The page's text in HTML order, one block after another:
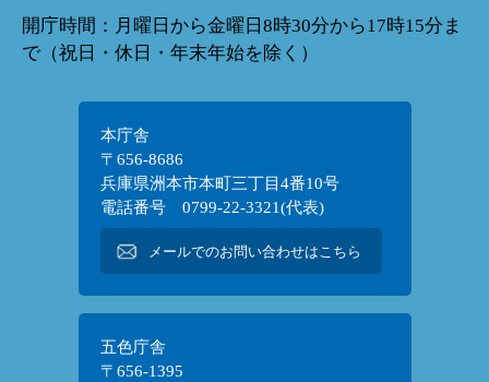
開庁時間：月曜日から金曜日8時30分から17時15分ま
で（祝日・休日・年末年始を除く）
本庁舎
〒656-8686
兵庫県洲本市本町三丁目4番10号
電話番号 0799-22-3321(代表)
メールでのお問い合わせはこちら
五色庁舎
〒656-1395